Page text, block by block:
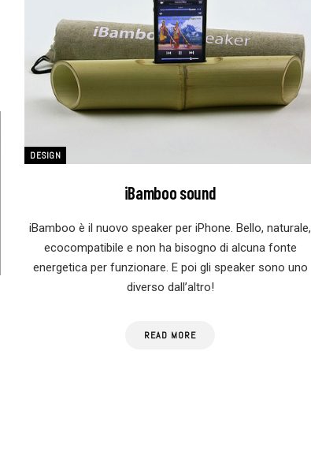
DESIGN
iBamboo sound
iBamboo è il nuovo speaker per iPhone. Bello, naturale,
ecocompatibile e non ha bisogno di alcuna fonte
energetica per funzionare. E poi gli speaker sono uno
diverso dall’altro!
READ MORE